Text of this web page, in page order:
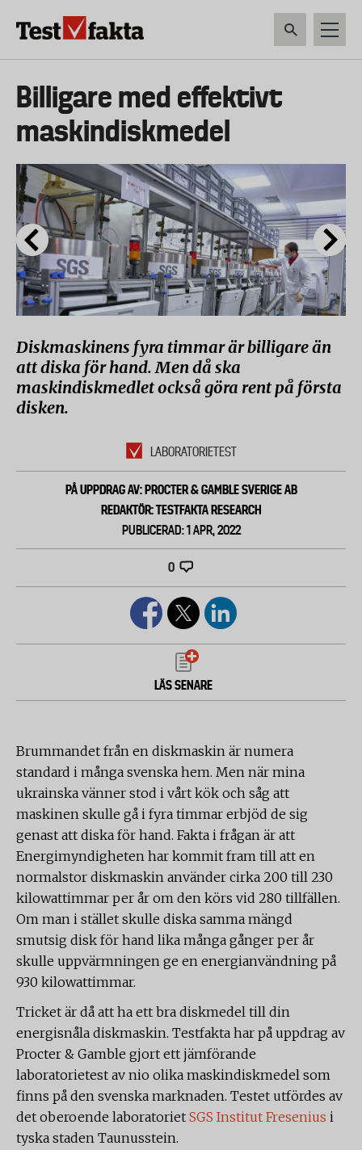
Huvudmeny
ny
Billigare med effektivt
maskindiskmedel
Diskmaskinens fyra timmar är billigare än
att diska för hand. Men då ska
maskindiskmedlet också göra rent på första
disken.
LABORATORIETEST
PÅ UPPDRAG AV: PROCTER & GAMBLE SVERIGE AB
REDAKTÖR: TESTFAKTA RESEARCH
PUBLICERAD: 1 APR, 2022
0
LÄS SENARE
Brummandet från en diskmaskin är numera
standard i många svenska hem. Men när mina
ukrainska vänner stod i vårt kök och såg att
maskinen skulle gå i fyra timmar erbjöd de sig
genast att diska för hand. Fakta i frågan är att
Energimyndigheten har kommit fram till att en
normalstor diskmaskin använder cirka 200 till 230
kilowattimmar per år om den körs vid 280 tillfällen.
Om man i stället skulle diska samma mängd
smutsig disk för hand lika många gånger per år
skulle uppvärmningen ge en energianvändning på
930 kilowattimmar.
Tricket är då att ha ett bra diskmedel till din
energisnåla diskmaskin. Testfakta har på uppdrag av
Procter & Gamble gjort ett jämförande
laboratorietest av nio olika maskindiskmedel som
finns på den svenska marknaden. Testet utfördes av
det oberoende laboratoriet SGS Institut Fresenius i
tyska staden Taunusstein.